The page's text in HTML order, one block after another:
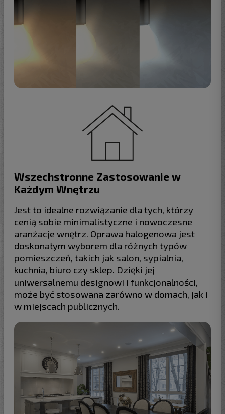
Wszechstronne Zastosowanie w
Każdym Wnętrzu
Jest to idealne rozwiązanie dla tych, którzy
cenią sobie minimalistyczne i nowoczesne
aranżacje wnętrz. Oprawa halogenowa jest
doskonałym wyborem dla różnych typów
pomieszczeń, takich jak salon, sypialnia,
kuchnia, biuro czy sklep. Dzięki jej
uniwersalnemu designowi i funkcjonalności,
może być stosowana zarówno w domach, jak i
w miejscach publicznych.